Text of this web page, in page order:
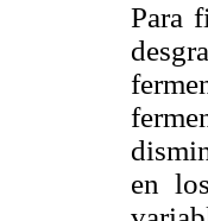
Para
en